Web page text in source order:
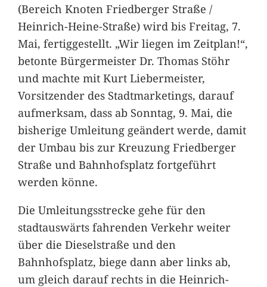
(Bereich Knoten Friedberger Straße /
Heinrich-Heine-Straße) wird bis Freitag, 7.
Mai, fertiggestellt. „Wir liegen im Zeitplan!“,
betonte Bürgermeister Dr. Thomas Stöhr
und machte mit Kurt Liebermeister,
Vorsitzender des Stadtmarketings, darauf
aufmerksam, dass ab Sonntag, 9. Mai, die
bisherige Umleitung geändert werde, damit
der Umbau bis zur Kreuzung Friedberger
Straße und Bahnhofsplatz fortgeführt
werden könne.
Die Umleitungsstrecke gehe für den
stadtauswärts fahrenden Verkehr weiter
über die Dieselstraße und den
Bahnhofsplatz, biege dann aber links ab,
um gleich darauf rechts in die Heinrich-